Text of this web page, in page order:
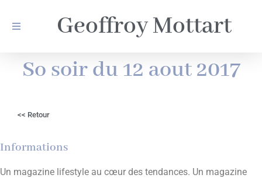
Geoffroy Mottart
So soir du 12 aout 2017
<< Retour
Informations
Un magazine lifestyle au cœur des tendances. Un magazine